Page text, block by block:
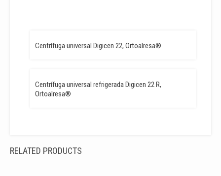
Centrífuga universal Digicen 22, Ortoalresa®
Centrífuga universal refrigerada Digicen 22 R,
Ortoalresa®
RELATED PRODUCTS